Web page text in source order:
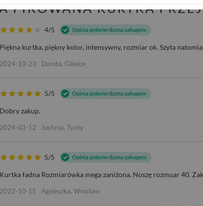
PIKOWANA KURTKA
4/5 Opinia potwierdzona zakupem
Piękna kurtka, piękny kolor, intensywny, rozmiar ok. Szyta
2024-10-23 Dorota, Gliwice
5/5 Opinia potwierdzona zakupem
Dobry zakup.
2024-03-12 Justyna, Tychy
5/5 Opinia potwierdzona zakupem
Kurtka ładna Rozmiarówka mega zaniżona. Noszę rozmuar 40.
2022-10-15 Agnieszka, Wrocław